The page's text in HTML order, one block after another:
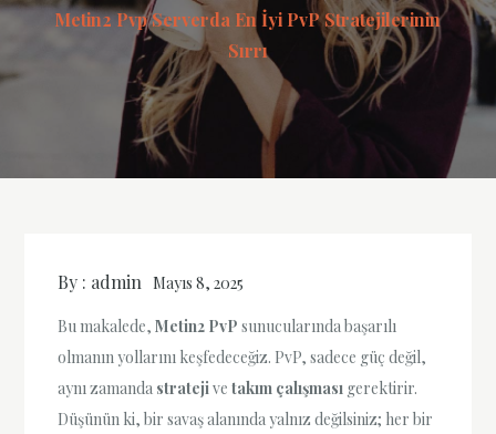
Metin2 Pvp Serverda En İyi PvP Stratejilerinin
Sırrı
By : admin Mayıs 8, 2025
Bu makalede,Metin2 PvP sunucularında başarılı
olmanın yollarını keşfedeceğiz. PvP, sadece güç değil,
aynı zamanda stratejivetakım çalışması gerektirir.
Düşünün ki, bir savaş alanında yalnız değilsiniz; her bir